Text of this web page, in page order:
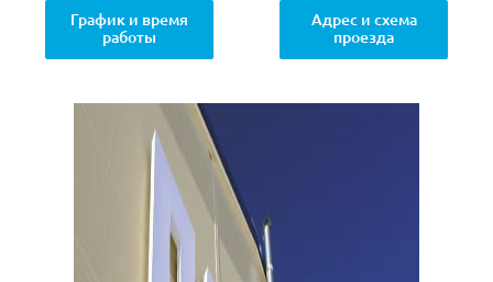
График и время
работы
Адрес и схема
проезда